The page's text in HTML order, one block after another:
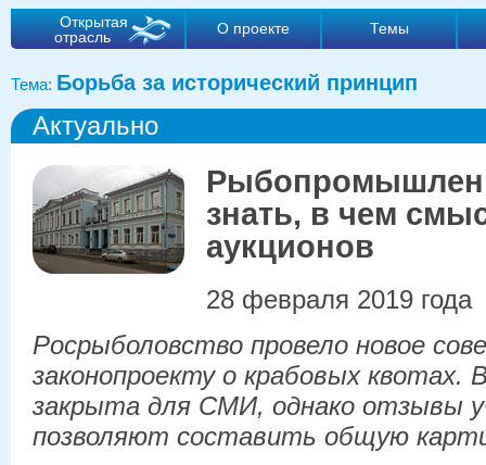
Открытая
отрасль
О проекте Темы
Тема: Борьба за исторический принцип
Актуально
знать, в чем
аукционов
28 февраля 2019 года
Росрыболовство провело новое
законопроекту о крабовых квотах.
закрыта для СМИ, однако отзывы
позволяют составить общую